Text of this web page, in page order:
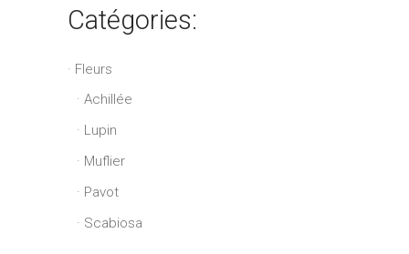
Catégories:
Fleurs
Achillée
Lupin
Muflier
Pavot
Scabiosa